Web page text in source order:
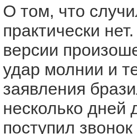
О том, что
практически
версии
удар молнии и
заявления
несколько
поступил